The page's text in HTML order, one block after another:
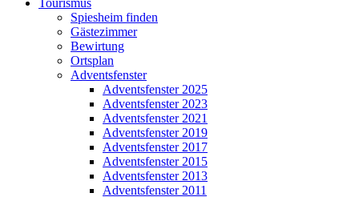
Spiesheim finden
Gästezimmer
Bewirtung
Ortsplan
Adventsfenster
Adventsfenster 2025
Adventsfenster 2023
Adventsfenster 2021
Adventsfenster 2019
Adventsfenster 2017
Adventsfenster 2015
Adventsfenster 2013
Adventsfenster 2011